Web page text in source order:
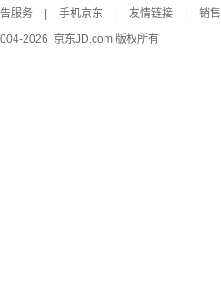
服务 手机京东 友情链接 销
2026 京东JD.com 版权所有